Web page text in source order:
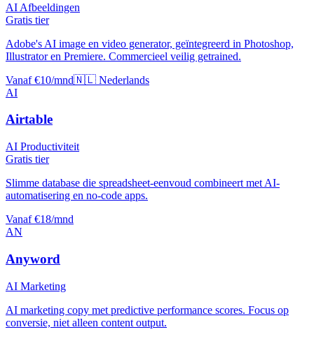
AI Afbeeldingen
Gratis tier
Adobe's AI image en video generator, geïntegreerd in Photoshop,
Illustrator en Premiere. Commercieel veilig getrained.
Vanaf €10/mnd🇳🇱 Nederlands
AI
Airtable
AI Productiviteit
Gratis tier
Slimme database die spreadsheet-eenvoud combineert met AI-
automatisering en no-code apps.
Vanaf €18/mnd
AN
Anyword
AI Marketing
AI marketing copy met predictive performance scores. Focus op
conversie, niet alleen content output.